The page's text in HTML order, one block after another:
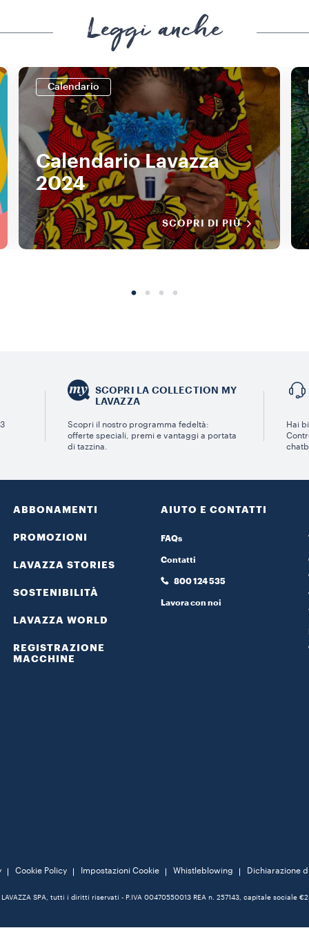
Leggi anche
Calendario
Calendario Lavazza
2024
SCOPRI DI PIÙ
SCOPRI LA COLLECTION MY
LAVAZZA
Scopri il nostro programma fedeltà:
offerte speciali, premi e vantaggi a portata
di tazzina.
Hai
ABBONAMENTI
PROMOZIONI
LAVAZZA STORIES
SOSTENIBILITÀ
LAVAZZA WORLD
REGISTRAZIONE
MACCHINE
AIUTO E CONTATTI
FAQs
Contatti
800 124 535
Lavora con noi
Cookie Policy Impostazioni Cookie Whistleblowing Dichiarazione
SPA, tutti i diritti riservati - P.IVA 00470550013 REA n. 257143, capitale sociale